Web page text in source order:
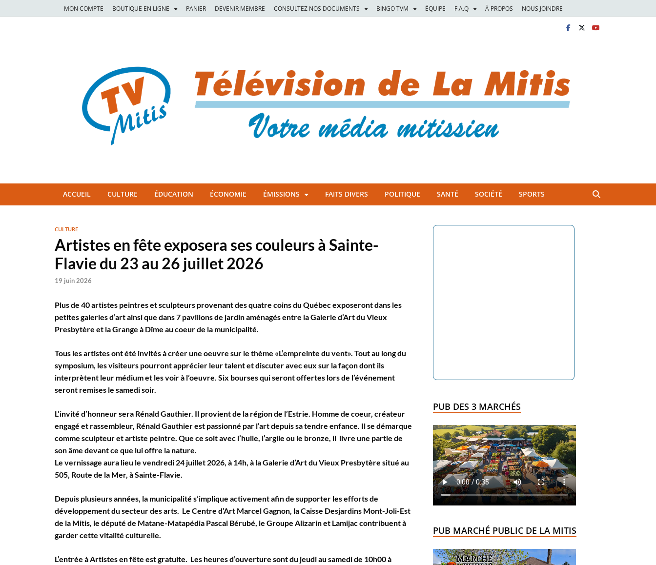
MON COMPTE BOUTIQUE EN LIGNE PANIER DEVENIR MEMBRE CONSULTEZ NOS DOCUMENTS BINGO TVM ÉQUIPE F.A.Q À PROPOS NOUS JOINDRE
TVM
ACCUEIL CULTURE ÉDUCATION ÉCONOMIE ÉMISSIONS FAITS DIVERS POLITIQUE SANTÉ SOCIÉTÉ SPORTS
CULTURE
Artistes en fête exposera ses couleurs à Sainte-
Flavie du 23 au 26 juillet 2026
19 juin 2026
Plus de 40 artistes peintres et sculpteurs provenant des quatre coins du Québec exposeront dans les
petites galeries d’art ainsi que dans 7 pavillons de jardin aménagés entre la Galerie d’Art du Vieux
Presbytère et la Grange à Dîme au coeur de la municipalité.
Tous les artistes ont été invités à créer une oeuvre sur le thème «L’empreinte du vent». Tout au long du
symposium, les visiteurs pourront apprécier leur talent et discuter avec eux sur la façon dont ils
interprètent leur médium et les voir à l’oeuvre. Six bourses qui seront offertes lors de l’événement
seront remises le samedi soir.
L’invité d’honneur sera Rénald Gauthier. Il provient de la région de l’Estrie. Homme de coeur, créateur
engagé et rassembleur, Rénald Gauthier est passionné par l’art depuis sa tendre enfance. Il se démarque
comme sculpteur et artiste peintre. Que ce soit avec l’huile, l’argile ou le bronze, il livre une partie de
son âme devant ce que lui offre la nature.
Le vernissage aura lieu le vendredi 24 juillet 2026, à 14h, à la Galerie d’Art du Vieux Presbytère situé au
505, Route de la Mer, à Sainte-Flavie.
Depuis plusieurs années, la municipalité s’implique activement afin de supporter les efforts de
développement du secteur des arts. Le Centre d’Art Marcel Gagnon, la Caisse Desjardins Mont-Joli-Est
de la Mitis, le député de Matane-Matapédia Pascal Bérubé, le Groupe Alizarin et Lamijac contribuent à
garder cette vitalité culturelle.
L’entrée à Artistes en fête est gratuite. Les heures d’ouverture sont du jeudi au samedi de 10h00 à
PUB DES 3 MARCHÉS
PUB MARCHÉ PUBLIC DE LA MITIS